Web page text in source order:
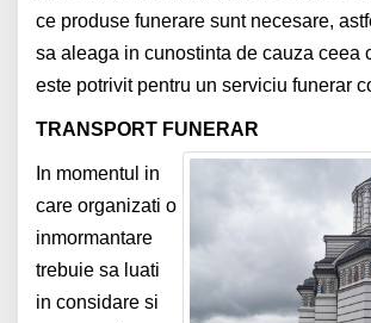
ce produse funerare sunt necesare,
sa aleaga in cunostinta de cauza ceea
este potrivit pentru un serviciu funerar
TRANSPORT FUNERAR
In momentul in
care organizati o
inmormantare
trebuie sa luati
in considare si